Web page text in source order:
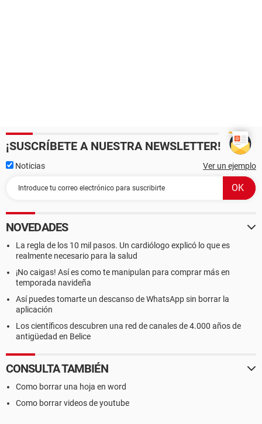
¡SUSCRÍBETE A NUESTRA NEWSLETTER!
Noticias Ver un ejemplo
NOVEDADES
La regla de los 10 mil pasos. Un cardiólogo explicó lo que es
realmente necesario para la salud
¡No caigas! Así es como te manipulan para comprar más en
temporada navideña
Así puedes tomarte un descanso de WhatsApp sin borrar la
aplicación
Los científicos descubren una red de canales de 4.000 años de
antigüedad en Belice
CONSULTA TAMBIÉN
Como borrar una hoja en word
Como borrar videos de youtube